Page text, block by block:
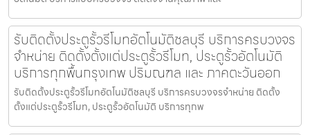
รับติดตั้งประตูรั้วรีโมทอัตโนมัติชลบุรี บริการครบวงจร
จำหน่าย ติดตั้งตั้งแต่ประตูรั้วรีโมท, ประตูรั้วอัตโนมัติ
บริการทุกพื้นกรุงเทพ ปริมณฑล และ ภาคตะวันออก
รับติดตั้งประตูรั้วรีโมทอัตโนมัติชลบุรี บริการครบวงจรจำหน่าย ติดตั้ง
ตั้งแต่ประตูรั้วรีโมท, ประตูรั้วอัตโนมัติ บริการทุกพ